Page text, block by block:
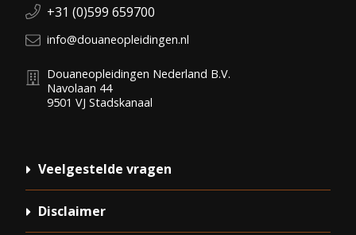
Veelgestelde vragen
Disclaimer
Telefoonnummer:
+31 (0)599 659700
E-mail:
info@douaneopleidingen.nl
Douaneopleidingen Nederland B.V.
Navolaan 44
9501 VJ Stadskanaal